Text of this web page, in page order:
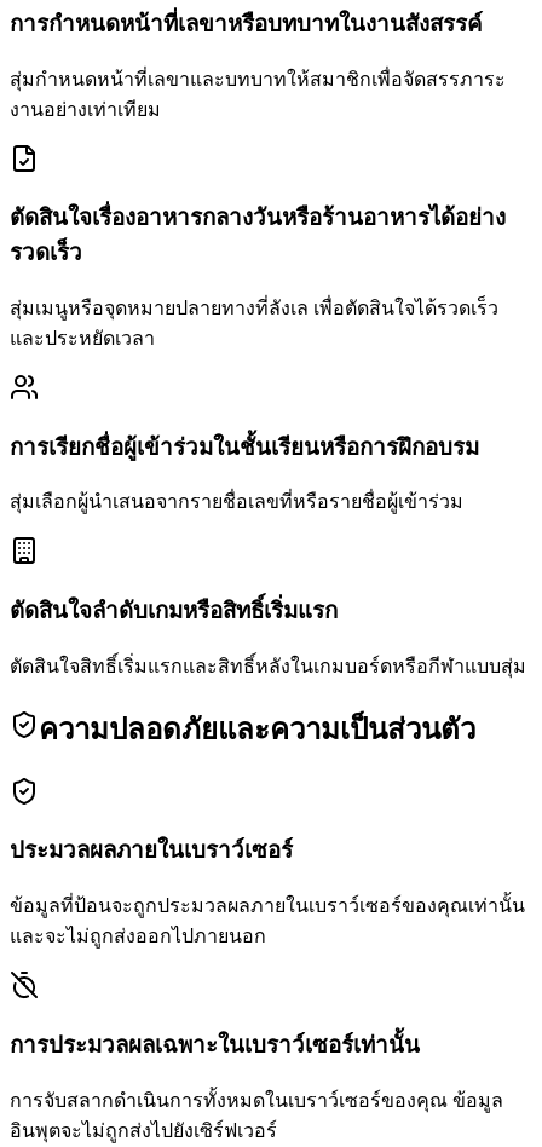
การกำหนดหน้าที่เลขาหรือบทบาทในงานสังสรรค์
สุ่มกำหนดหน้าที่เลขาและบทบาทให้สมาชิกเพื่อจัดสรรภาระ
งานอย่างเท่าเทียม
ตัดสินใจเรื่องอาหารกลางวันหรือร้านอาหารได้อย่าง
รวดเร็ว
สุ่มเมนูหรือจุดหมายปลายทางที่ลังเล เพื่อตัดสินใจได้รวดเร็ว
และประหยัดเวลา
การเรียกชื่อผู้เข้าร่วมในชั้นเรียนหรือการฝึกอบรม
สุ่มเลือกผู้นำเสนอจากรายชื่อเลขที่หรือรายชื่อผู้เข้าร่วม
ตัดสินใจลำดับเกมหรือสิทธิ์เริ่มแรก
ตัดสินใจสิทธิ์เริ่มแรกและสิทธิ์หลังในเกมบอร์ดหรือกีฬาแบบสุ่ม
ความปลอดภัยและความเป็นส่วนตัว
ประมวลผลภายในเบราว์เซอร์
ข้อมูลที่ป้อนจะถูกประมวลผลภายในเบราว์เซอร์ของคุณเท่านั้น
และจะไม่ถูกส่งออกไปภายนอก
การประมวลผลเฉพาะในเบราว์เซอร์เท่านั้น
การจับสลากดำเนินการทั้งหมดในเบราว์เซอร์ของคุณ ข้อมูล
อินพุตจะไม่ถูกส่งไปยังเซิร์ฟเวอร์